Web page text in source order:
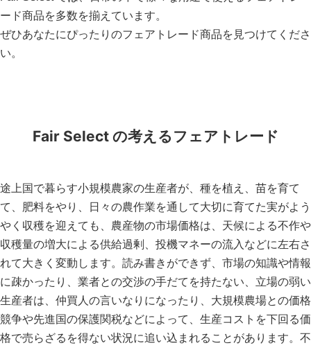
ード商品を多数を揃えています。
ぜひあなたにぴったりのフェアトレード商品を見つけてくださ
い。
Fair Select の考えるフェアトレード
途上国で暮らす小規模農家の生産者が、種を植え、苗を育て
て、肥料をやり、日々の農作業を通して大切に育てた実がよう
やく収穫を迎えても、農産物の市場価格は、天候による不作や
収穫量の増大による供給過剰、投機マネーの流入などに左右さ
れて大きく変動します。読み書きができず、市場の知識や情報
に疎かったり、業者との交渉の手だてを持たない、立場の弱い
生産者は、仲買人の言いなりになったり、大規模農場との価格
競争や先進国の保護関税などによって、生産コストを下回る価
格で売らざるを得ない状況に追い込まれることがあります。不